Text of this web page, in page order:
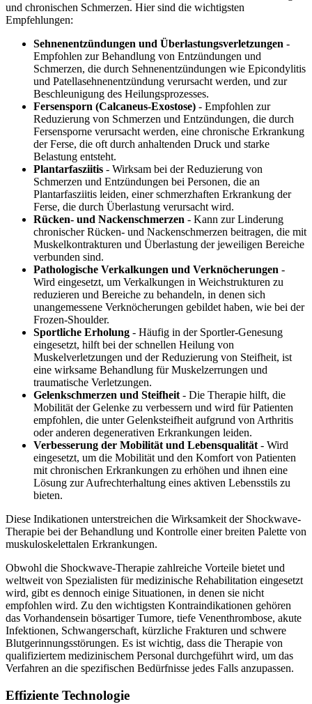
und chronischen Schmerzen. Hier sind die wichtigsten
Empfehlungen:
Sehnenentzündungen und Überlastungsverletzungen -
Empfohlen zur Behandlung von Entzündungen und
Schmerzen, die durch Sehnenentzündungen wie Epicondylitis
und Patellasehnenentzündung verursacht werden, und zur
Beschleunigung des Heilungsprozesses.
Fersensporn (Calcaneus-Exostose) - Empfohlen zur
Reduzierung von Schmerzen und Entzündungen, die durch
Fersensporne verursacht werden, eine chronische Erkrankung
der Ferse, die oft durch anhaltenden Druck und starke
Belastung entsteht.
Plantarfasziitis - Wirksam bei der Reduzierung von
Schmerzen und Entzündungen bei Personen, die an
Plantarfasziitis leiden, einer schmerzhaften Erkrankung der
Ferse, die durch Überlastung verursacht wird.
Rücken- und Nackenschmerzen - Kann zur Linderung
chronischer Rücken- und Nackenschmerzen beitragen, die mit
Muskelkontrakturen und Überlastung der jeweiligen Bereiche
verbunden sind.
Pathologische Verkalkungen und Verknöcherungen -
Wird eingesetzt, um Verkalkungen in Weichstrukturen zu
reduzieren und Bereiche zu behandeln, in denen sich
unangemessene Verknöcherungen gebildet haben, wie bei der
Frozen-Shoulder.
Sportliche Erholung - Häufig in der Sportler-Genesung
eingesetzt, hilft bei der schnellen Heilung von
Muskelverletzungen und der Reduzierung von Steifheit, ist
eine wirksame Behandlung für Muskelzerrungen und
traumatische Verletzungen.
Gelenkschmerzen und Steifheit - Die Therapie hilft, die
Mobilität der Gelenke zu verbessern und wird für Patienten
empfohlen, die unter Gelenksteifheit aufgrund von Arthritis
oder anderen degenerativen Erkrankungen leiden.
Verbesserung der Mobilität und Lebensqualität - Wird
eingesetzt, um die Mobilität und den Komfort von Patienten
mit chronischen Erkrankungen zu erhöhen und ihnen eine
Lösung zur Aufrechterhaltung eines aktiven Lebensstils zu
bieten.
Diese Indikationen unterstreichen die Wirksamkeit der Shockwave-
Therapie bei der Behandlung und Kontrolle einer breiten Palette von
muskuloskelettalen Erkrankungen.
Obwohl die Shockwave-Therapie zahlreiche Vorteile bietet und
weltweit von Spezialisten für medizinische Rehabilitation eingesetzt
wird, gibt es dennoch einige Situationen, in denen sie nicht
empfohlen wird. Zu den wichtigsten Kontraindikationen gehören
das Vorhandensein bösartiger Tumore, tiefe Venenthrombose, akute
Infektionen, Schwangerschaft, kürzliche Frakturen und schwere
Blutgerinnungsstörungen. Es ist wichtig, dass die Therapie von
qualifiziertem medizinischem Personal durchgeführt wird, um das
Verfahren an die spezifischen Bedürfnisse jedes Falls anzupassen.
Effiziente Technologie